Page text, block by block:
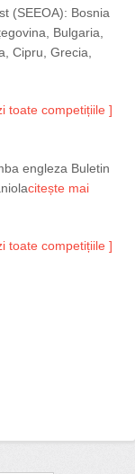
(SEEOA): Bosnia
Bulgaria,
Cipru, Grecia,
toate competițiile ]
engleza Buletin
citește mai
toate competițiile ]